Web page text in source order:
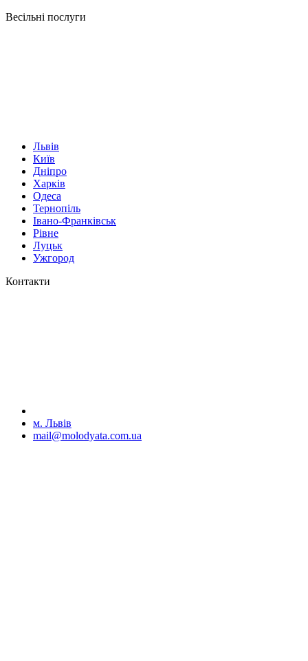
Весільні послуги
Львів
Київ
Дніпро
Харків
Одеса
Тернопіль
Івано-Франківськ
Рівне
Луцьк
Ужгород
Контакти
м. Львів
mail@molodyata.com.ua